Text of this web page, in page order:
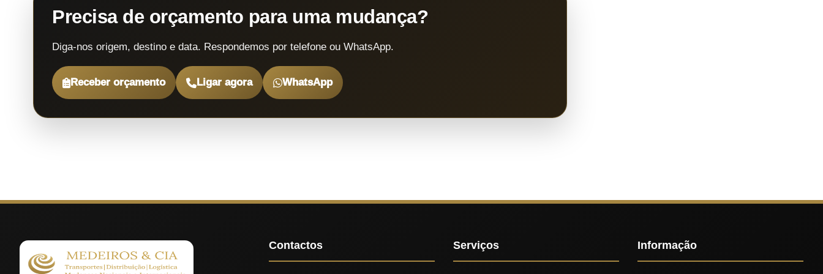
Precisa de orçamento para uma mudança?
Diga-nos origem, destino e data. Respondemos por telefone ou WhatsApp.
Receber orçamento Ligar agora WhatsApp
Contactos Serviços Informação